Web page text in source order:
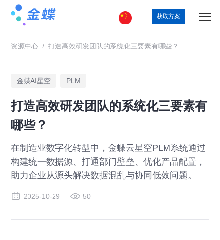
获取方案
资源中心 / 打造高效研发团队的系统化三要素有哪些？
金蝶AI星空 PLM
打造高效研发团队的系统化三要素有
哪些？
在制造业数字化转型中，金蝶云星空PLM系统通过
构建统一数据源、打通部门壁垒、优化产品配置，
助力企业从源头解决数据混乱与协同低效问题。
2025-10-29 50